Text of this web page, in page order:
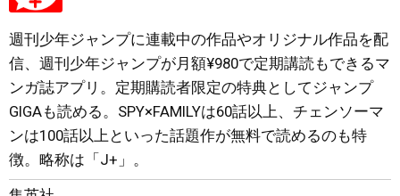
週刊少年ジャンプに連載中の作品やオリジナル作品を配
信、週刊少年ジャンプが月額¥980で定期講読もできるマ
ンガ誌アプリ。定期購読者限定の特典としてジャンプ
GIGAも読める。SPY×FAMILYは60話以上、チェンソーマ
ンは100話以上といった話題作が無料で読めるのも特
徴。略称は「J+」。